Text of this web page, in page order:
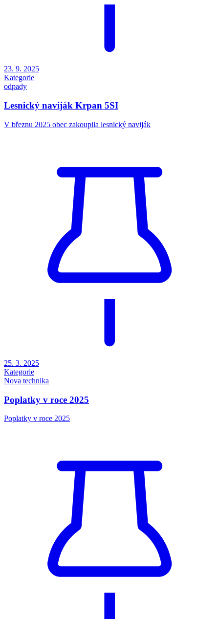
23. 9. 2025
Kategorie
odpady
Lesnický naviják Krpan 5SI
V březnu 2025 obec zakoupila lesnický naviják
25. 3. 2025
Kategorie
Nova technika
Poplatky v roce 2025
Poplatky v roce 2025